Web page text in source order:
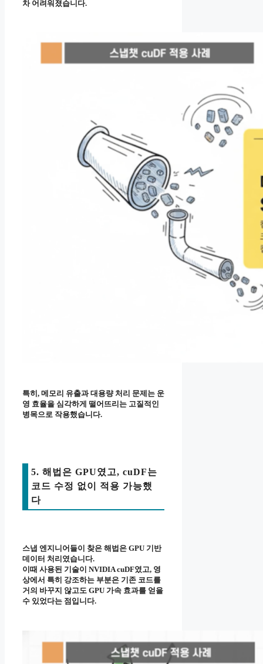
차 어려워졌습니다.
특히, 메모리 유출과 대용량 처리 문제는 운
영 효율을 심각하게 떨어뜨리는 고질적인
병목으로 작용했습니다.
5. 해법은 GPU였고, cuDF는
코드 수정 없이 적용 가능했
다
스냅 엔지니어들이 찾은 해법은 GPU 기반
데이터 처리였습니다.
이때 사용된 기술이 NVIDIA cuDF였고, 영
상에서 특히 강조하는 부분은 기존 코드를
거의 바꾸지 않고도 GPU 가속 효과를 얻을
수 있었다는 점입니다.